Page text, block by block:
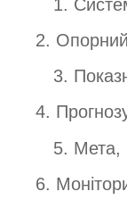
1.
2.
3.
4.
5. Мета,
6.